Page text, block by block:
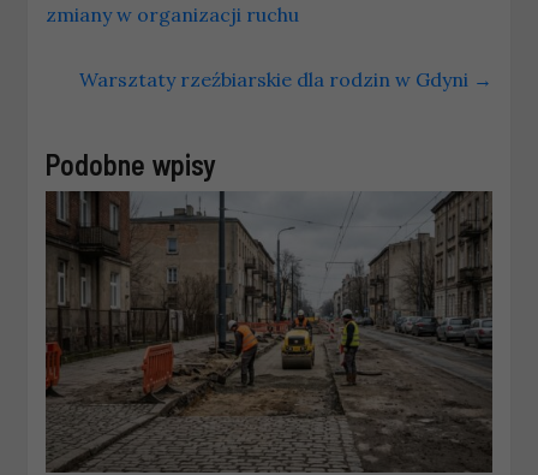
zmiany w organizacji ruchu
Warsztaty rzeźbiarskie dla rodzin w Gdyni →
Podobne wpisy